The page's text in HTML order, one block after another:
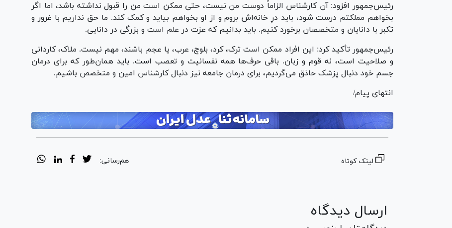
رئیس‌جمهور افزود: آن کارشناس الزاماً دوست من نیست، حتی ممکن است من را قبول نداشته باشد، اما اگر
بخواهم مملکتم درست شود، باید درِ خانه‌اش بروم و از او بخواهم بیاید و کمک کند. ما حق نداریم با غرور و
تکبر با دانایان و متخصصان برخورد کنیم. باید بدانیم که عزت در علم است و بزرگی در دانایی.
رئیس‌جمهور تأکید کرد: این افراد ممکن است ترک، کرد، بلوچ، عرب، یا عجم باشند، مهم نیست. ملاک، کاردانی
و صلاحیت است، نه قوم و زبان. باقی حرف‌ها همه نفسانیت و تعصب است. باید همان‌طور که برای درمان
جسم خود دنبال پزشک حاذق می‌گردیم، برای درمان جامعه نیز دنبال کارشناس امین و متخصص باشیم.
انتهای پیام/
لینک کوتاه هم‌رسانی:
ارسال دیدگاه